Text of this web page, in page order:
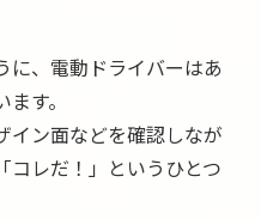
に、電動ドライバーはあ
す。
イン面などを確認しなが
コレだ！」というひとつ